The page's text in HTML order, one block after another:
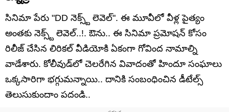
సినిమా పేరు "DD నెక్స్ట్‌ లెవెల్‌". ఈ మూవీలో వీళ్ల పైత్యం
అంతకు నెక్స్ట్‌ లెవెల్‌..!. ఔను.. ఈ సినిమా ప్రమోషన్‌ కోసం
రిలీజ్ చేసిన లిరికల్‌ వీడియోకి ఏకంగా గోవింద నామాల్ని
వాడేశారు. కోలీవుడ్‌లో చెలరేగిన వివాదంతో హిందూ సంఘాలు
ఒక్కసారిగా భగ్గుమన్నాయి.. దానికి సంబంధించిన డీటేల్స్
తెలుసుకుందాం పదండి..